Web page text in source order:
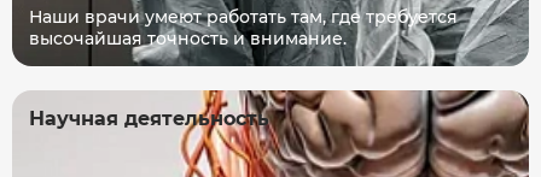
Наши врачи умеют работать там, где требуется
высочайшая точность и внимание.
Научная деятельность